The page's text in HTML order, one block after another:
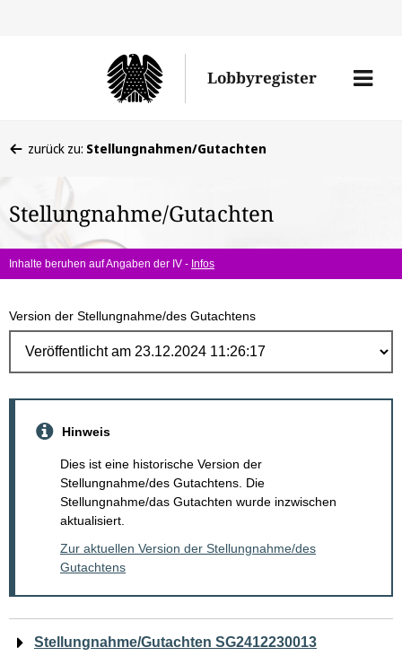
Lobbyregister
Menü
befinden
hier:
zurück zu: Stellungnahmen/Gutachten
Stellungnahme/Gutachten
Inhalte beruhen auf Angaben der IV - Infos
Version der Stellungnahme/des Gutachtens
Hinweis
Dies ist eine historische Version der
Stellungnahme/des Gutachtens. Die
Stellungnahme/das Gutachten wurde inzwischen
aktualisiert.
Zur aktuellen Version der Stellungnahme/des
Gutachtens
Navigation
Stellungnahme/Gutachten SG2412230013